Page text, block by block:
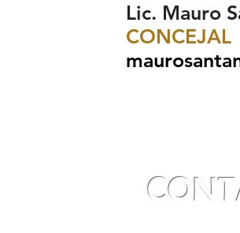
Lic. Mauro
CONCEJAL